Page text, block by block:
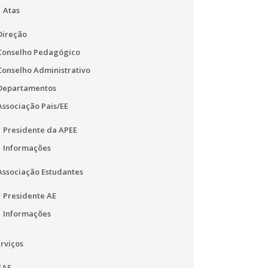
Atas
Pedagógico
Administrativo
Pais/EE
Presidente da APEE
Informações
Estudantes
Presidente AE
Informações